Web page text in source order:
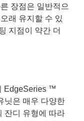
장점은 일반적으
래 유지할 수 있
지점이 약간 더
EdgeSeries ™
닛은 매우 다양한
잔디 유형에 따라